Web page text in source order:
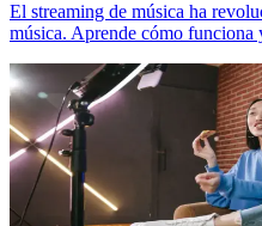
El streaming de música ha
música. Aprende cómo funciona